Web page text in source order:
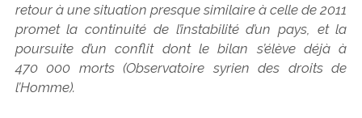
retour à une situation presque similaire à celle de 2011
promet la continuité de l’instabilité d’un pays, et la
poursuite d’un conflit dont le bilan s’élève déjà à
470 000 morts (Observatoire syrien des droits de
l’Homme).